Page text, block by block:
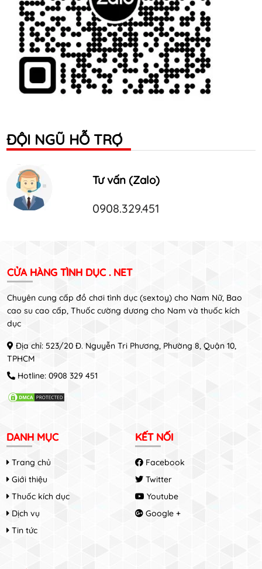
ĐỘI NGŨ HỖ TRỢ
Tư vấn (Zalo)
0908.329.451
CỬA HÀNG TÌNH DỤC . NET
Chuyên cung cấp đồ chơi tình dục (sextoy) cho Nam Nữ, Bao
cao su cao cấp, Thuốc cường dương cho Nam và thuốc kích
dục
Địa chỉ: 523/20 Đ. Nguyễn Tri Phương, Phường 8, Quận 10,
TPHCM
Hotline: 0908 329 451
DANH MỤC
Trang chủ
Giới thiệu
Thuốc kích dục
Dịch vụ
Tin tức
KẾT NỐI
Facebook
Twitter
Youtube
Google +